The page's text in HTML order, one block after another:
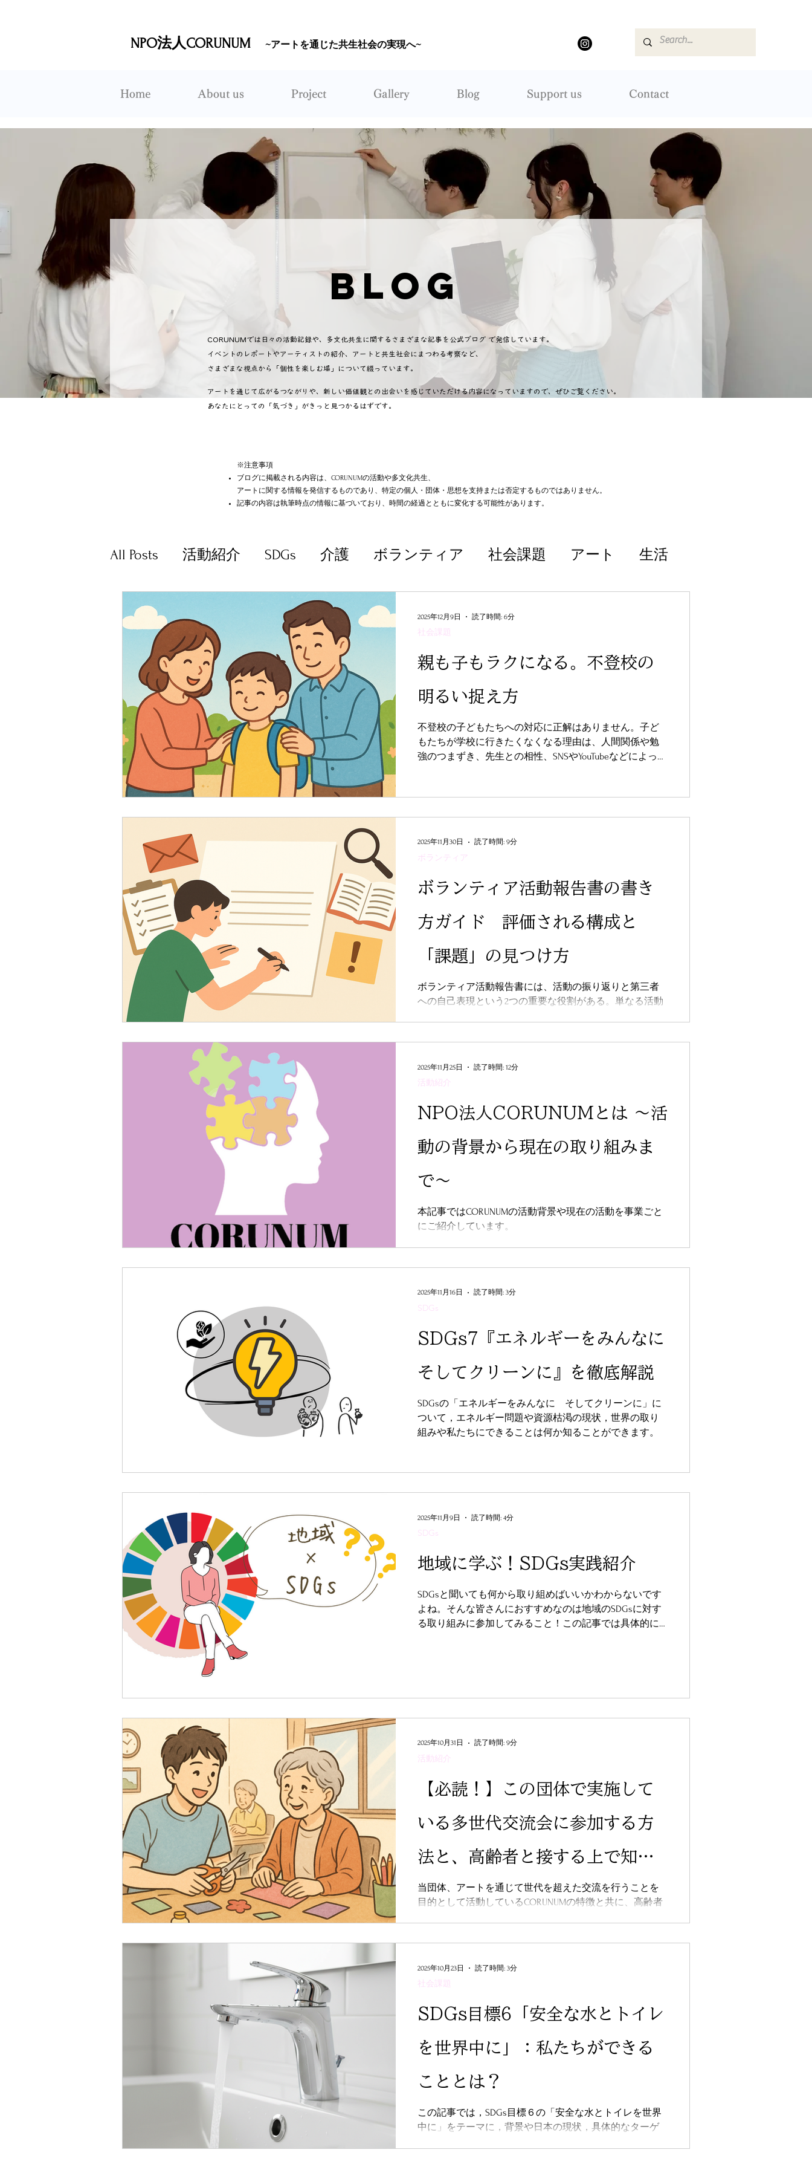
NPO法人CORUNUM ~アートを通じた共生社会の実現へ~
Home About us Project Gallery Blog Support us Contact
BLOG
CORUNUMでは日々の活動記録や、多文化共生に関するさまざまな記事を公式ブログ で発信しています。
イベントのレポートやアーティストの紹介、アートと共生社会にまつわる考察など、
さまざまな視点から「個性を楽しむ場」について綴っています。​
アートを通じて広がるつながりや、新しい価値観との出会いを感じていただける内容になっていますので、ぜひご覧ください。
あなたにとっての「気づき」がきっと見つかるはずです。
※注意事項
ブログに掲載される内容は、CORUNUMの活動や多文化共生、
アートに関する情報を発信するものであり、特定の個人・団体・思想を支持または否定するものではありません。
記事の内容は執筆時点の情報に基づいており、時間の経過とともに変化する可能性があります。
All Posts 活動紹介 SDGs 介護 ボランティア 社会課題 アート 生活
暮らし
親も子もラクになる。不登校の
明るい捉え方
不登校の子どもたちへの対応に正解はありません。子ど
もたちが学校に行きたくなくなる理由は、人間関係や勉
強のつまずき、先生との相性、SNSやYouTubeなどによって
です。 不登校は「逃げ」ではなく、自分の心と体を守る
ために一度立ち止まる“選び直し”の時間。不登校になると
ール、オンラインスクール、居場所カフェ、地域の学習
支援やボランティア教室など、より多様な道が広がりま
の関わり方です。「無理に行かせる」よりも「一緒に選
「できた」を褒めることや、子どもの“好き”を応援するこ
とも、自信の回復に大きな力を持っています。 不登校は
決して悪いことではなく、自分のペースを取り戻すため
の大切な時間です。子どもと寄り添いながら、その子ら
社会課題
2025年12月9日 読了時間: 6分
​ボランティア活動報告書の書き
方ガイド 評価される構成と
「課題」の見つけ方
ボランティア活動報告書には、活動の振り返りと第三者
への自己表現という2つの重要な役割がある。単なる活動
す点が本質である。基本構成は、①基本情報、②参加動
の5つ。特に④が最重要で、抽象的な感想ではなく「自分
の課題」「活動現場の課題」「社会的な課題」を具体的
や今後のアクションを示すことで報告書としての価値が
がる重要なステップである。
ボランティア
2025年11月30日 読了時間: 9分
NPO法人CORUNUMとは ～活
動の背景から現在の取り組みま
で～
本記事ではCORUNUMの活動背景や現在の活動を事業ごと
にご紹介しています。
活動紹介
2025年11月25日 読了時間: 12分
SDGs7『エネルギーをみんなに
そしてクリーンに』を徹底解説
SDGsの「エネルギーをみんなに そしてクリーンに」に
ついて，エネルギー問題や資源枯渇の現状，世界の取り
組みや私たちにできることは何か知ることができます。
SDGs
2025年11月16日 読了時間: 3分
地域に学ぶ！SDGs実践紹介
SDGsと聞いても何から取り組めばいいかわからないです
よね。そんな皆さんにおすすめなのは地域のSDGsに対す
る取り組みに参加してみること！この記事では具体的に3
SDGs
2025年11月9日 読了時間: 4分
【必読！】この団体で実施して
いる多世代交流会に参加する方
法と、高齢者と接する上で知っ
ておくべきこと
当団体、アートを通じて世代を超えた交流を行うことを
目的として活動しているCORUNUMの特徴と共に、高齢者
活動紹介
2025年10月31日 読了時間: 9分
SDGs目標6「安全な水とトイレ
を世界中に」：私たちができる
こととは？
この記事では，SDGs目標６の「安全な水とトイレを世界
中に」をテーマに，背景や日本の現状，具体的なターゲ
社会課題
2025年10月23日 読了時間: 3分
CORUNUM